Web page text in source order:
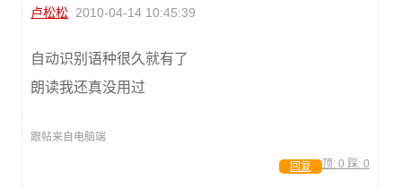
卢松松 2010-04-14 10:45:39
自动识别语种很久就有了
朗读我还真没用过
跟帖来自电脑端
顶: 0 踩: 0
回复